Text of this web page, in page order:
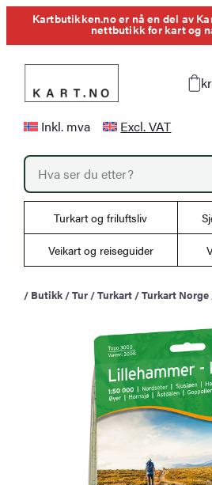
HoppKartbutikken.no er nå en del av
nettbutikk for kart og
Inkl. mva Excl. VAT
P
o
d
t
r
Turkart og friluftsliv
Veikart og reiseguider
/ Butikk /Tur /Turkart /Turkart Norge